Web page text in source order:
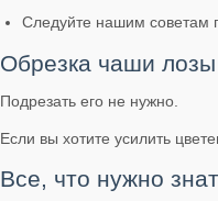
Следуйте нашим советам
Обрезка чаши лозы
Подрезать его не нужно.
Если вы хотите усилить
Все, что нужно